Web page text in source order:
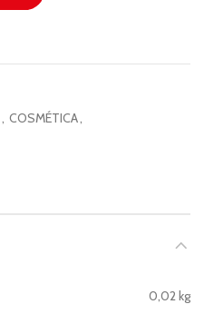
, COSMÉTICA,
0,02 kg